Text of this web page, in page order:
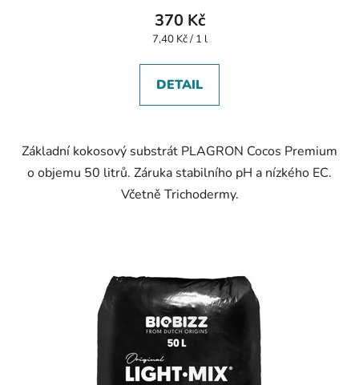
370 Kč
Měrná
7,40 Kč / 1 l
DETAIL
Základní kokosový substrát PLAGRON Cocos Premium
o objemu 50 litrů. Záruka stabilního pH a nízkého EC.
Včetně Trichodermy.